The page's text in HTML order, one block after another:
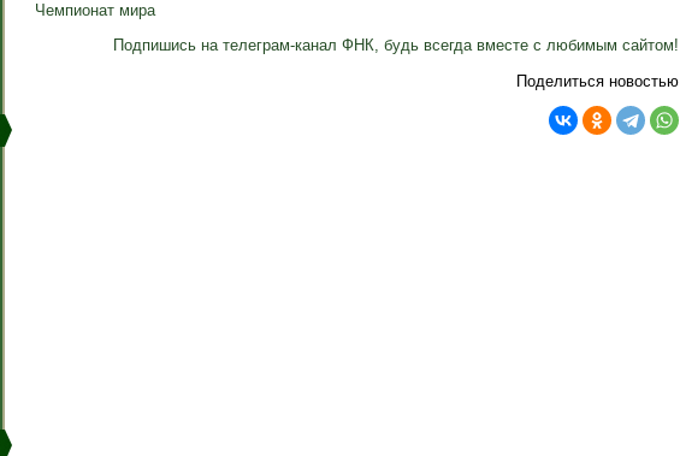
Чемпионат мира
Подпишись на телеграм-канал ФНК, будь всегда вместе с любимым сайтом!
Поделиться новостью